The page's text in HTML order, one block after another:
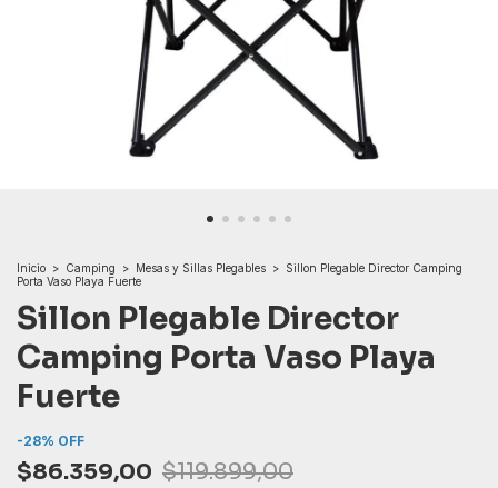
Inicio > Camping > Mesas y Sillas Plegables > Sillon Plegable Director Camping
Porta Vaso Playa Fuerte
Sillon Plegable Director
Camping Porta Vaso Playa
Fuerte
-28% OFF
$86.359,00 $119.899,00